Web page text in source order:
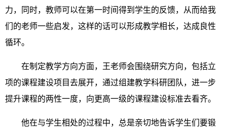
力，同时，教师可以在第一时间得到学生的反馈，从而给我
们的老师一些启发，这样的话可以形成教学相长，达成良性
循环。
在制定教学方向方面，王老师会围绕研究方向，包括立
项的课程建设项目去展开，通过组建教学科研团队，进一步
提升课程的两性一度，向更高一级的课程建设标准去看齐。
他在与学生相处的过程中，总是亲切地告诉学生们要锻